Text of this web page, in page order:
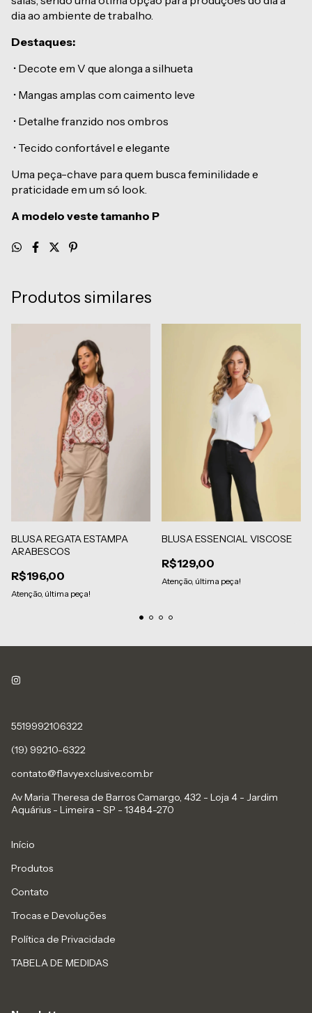
dia ao ambiente de trabalho.
Destaques:
• Decote em V que alonga a silhueta
• Mangas amplas com caimento leve
• Detalhe franzido nos ombros
• Tecido confortável e elegante
Uma peça-chave para quem busca feminilidade e
praticidade em um só look.
A modelo veste tamanho P
Produtos similares
BLUSA REGATA ESTAMPA
ARABESCOS
R$196,00
Atenção, última peça!
BLUSA ESSENCIAL VISCOSE
R$129,00
Atenção, última peça!
5519992106322
(19) 99210-6322
contato@flavyexclusive.com.br
Av Maria Theresa de Barros Camargo, 432 - Loja 4 - Jardim
Aquárius - Limeira - SP - 13484-270
Início
Produtos
Contato
Trocas e Devoluções
Política de Privacidade
TABELA DE MEDIDAS